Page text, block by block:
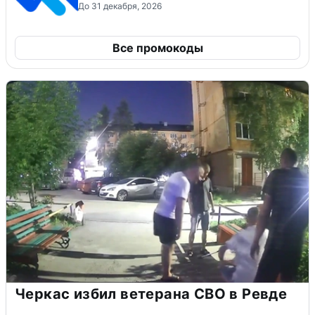
До 31 декабря, 2026
Все промокоды
Черкас избил ветерана СВО в Ревде